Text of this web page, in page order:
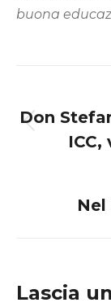
buona
Don
ICC,
Lascia